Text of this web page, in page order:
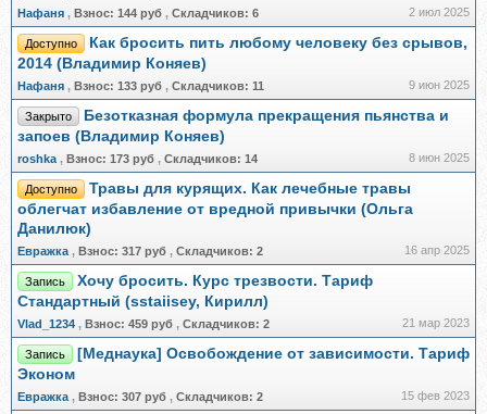
Нафаня , Взнос: 144 руб , Складчиков: 6 2 июл 2025
Доступно
Как бросить пить любому человеку без срывов,
2014 (Владимир Коняев)
Нафаня , Взнос: 133 руб , Складчиков: 11 9 июн 2025
Закрыто
Безотказная формула прекращения пьянства и
запоев (Владимир Коняев)
roshka , Взнос: 173 руб , Складчиков: 14 8 июн 2025
Доступно
Травы для курящих. Как лечебные травы
облегчат избавление от вредной привычки (Ольга
Данилюк)
Евражкa , Взнос: 317 руб , Складчиков: 2 16 апр 2025
Запись
Хочу бросить. Курс трезвости. Тариф
Стандартный (sstaiisey, Кирилл)
Vlad_1234 , Взнос: 459 руб , Складчиков: 2 21 мар 2023
Запись
[Меднаука] Освобождение от зависимости. Тариф
Эконом
Евражкa , Взнос: 307 руб , Складчиков: 2 15 фев 2023